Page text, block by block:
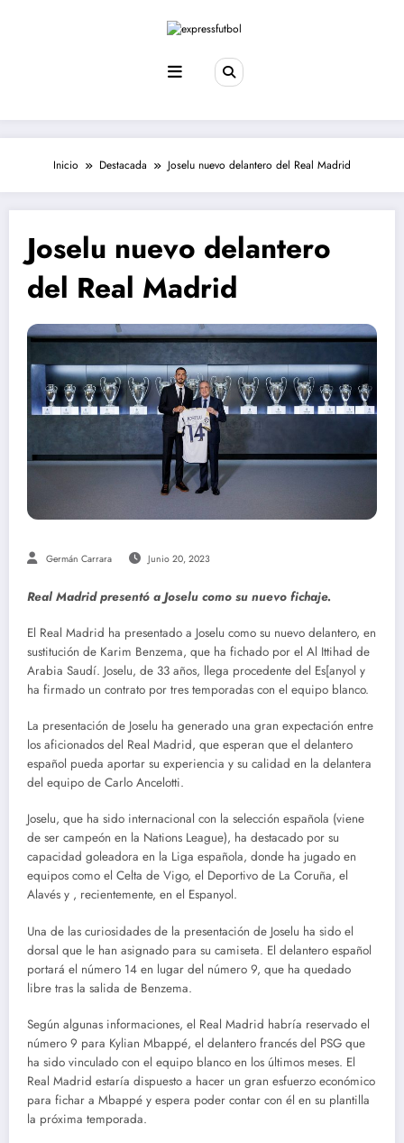
Inicio Destacada Joselu nuevo delantero del Real Madrid
Joselu nuevo delantero
del Real Madrid
Germán Carrara Junio 20, 2023
Real Madrid presentó a Joselu como su nuevo fichaje.
El Real Madrid ha presentado a Joselu como su nuevo delantero, en
sustitución de Karim Benzema, que ha fichado por el Al Ittihad de
Arabia Saudí. Joselu, de 33 años, llega procedente del Es[anyol y
ha firmado un contrato por tres temporadas con el equipo blanco.
La presentación de Joselu ha generado una gran expectación entre
los aficionados del Real Madrid, que esperan que el delantero
español pueda aportar su experiencia y su calidad en la delantera
del equipo de Carlo Ancelotti.
Joselu, que ha sido internacional con la selección española (viene
de ser campeón en la Nations League), ha destacado por su
capacidad goleadora en la Liga española, donde ha jugado en
equipos como el Celta de Vigo, el Deportivo de La Coruña, el
Alavés y , recientemente, en el Espanyol.
Una de las curiosidades de la presentación de Joselu ha sido el
dorsal que le han asignado para su camiseta. El delantero español
portará el número 14 en lugar del número 9, que ha quedado
libre tras la salida de Benzema.
Según algunas informaciones, el Real Madrid habría reservado el
número 9 para Kylian Mbappé, el delantero francés del PSG que
ha sido vinculado con el equipo blanco en los últimos meses. El
Real Madrid estaría dispuesto a hacer un gran esfuerzo económico
para fichar a Mbappé y espera poder contar con él en su plantilla
la próxima temporada.